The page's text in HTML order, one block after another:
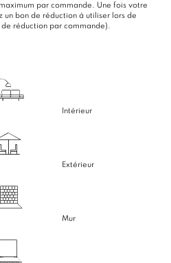
par commande. Une fois votre
un bon de réduction à utiliser lors de
réduction par commande).
Intérieur
Extérieur
Mur